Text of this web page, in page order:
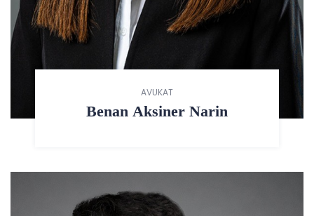
AVUKAT
Benan Aksiner Narin